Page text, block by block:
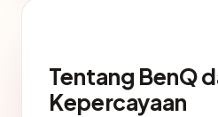
Tentang BenQ
Kepercayaan